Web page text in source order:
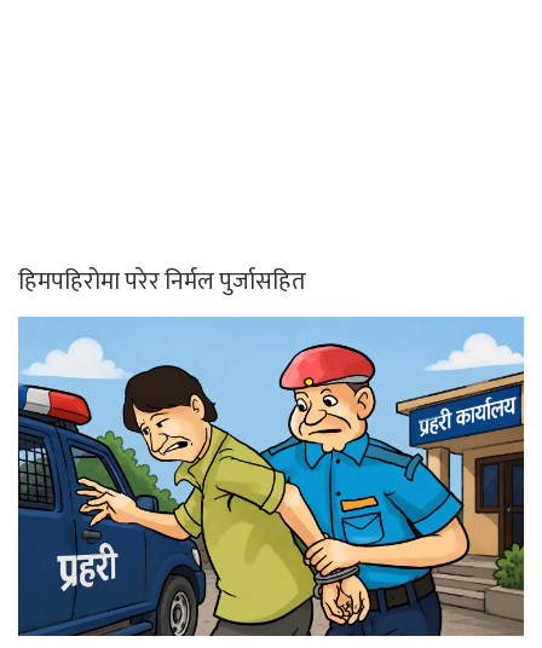
हिमपहिरोमा परेर निर्मल पुर्जासहित